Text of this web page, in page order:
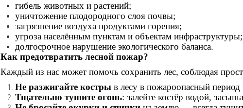
гибель животных и растений;
уничтожение плодородного слоя почвы;
загрязнение воздуха продуктами горения;
угроза населённым пунктам и объектам инфраструктуры;
долгосрочное нарушение экологического баланса.
Как предотвратить лесной пожар?
Каждый из нас может помочь сохранить лес, соблюдая
Не разжигайте костры в лесу в пожароопасный
Тщательно тушите огонь: залейте костёр водой,